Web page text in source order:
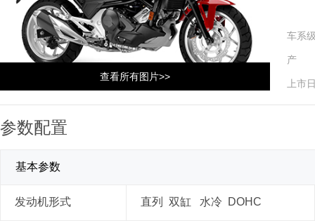
查看所有图片>>
车系
产
上市
参数配置
基本参数
发动机形式 直列 双缸 水冷 DOHC